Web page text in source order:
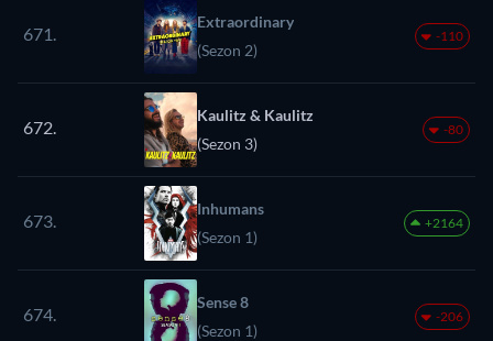
671.
Extraordinary
(Sezon 2)
-110
672.
Kaulitz & Kaulitz
(Sezon 3)
-80
673.
Inhumans
(Sezon 1)
+2164
674.
Sense 8
(Sezon 1)
-206